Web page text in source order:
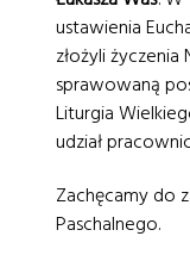
ustawienia
złożyli życzenia
sprawowaną
Liturgia
udział
Zachęcamy do
Paschalnego.